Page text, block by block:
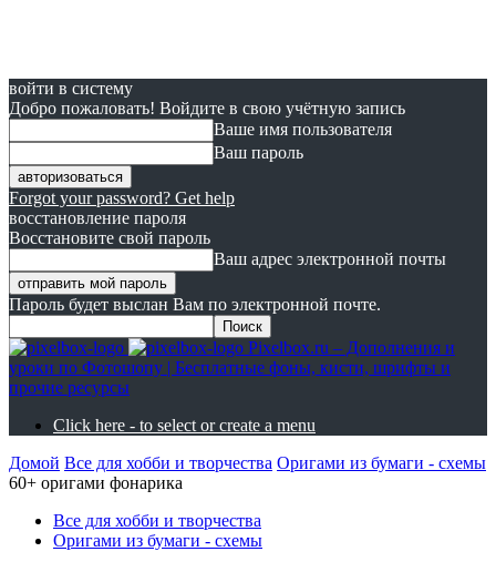
войти в систему
Добро пожаловать! Войдите в свою учётную запись
Ваше имя пользователя
Ваш пароль
Forgot your password? Get help
восстановление пароля
Восстановите свой пароль
Ваш адрес электронной почты
Пароль будет выслан Вам по электронной почте.
Pixelbox.ru – Дополнения и
уроки по Фотошопу | Бесплатные фоны, кисти, шрифты и
прочие ресурсы
Click here - to select or create a menu
Домой Все для хобби и творчества Оригами из бумаги - схемы
60+ оригами фонарика
Все для хобби и творчества
Оригами из бумаги - схемы